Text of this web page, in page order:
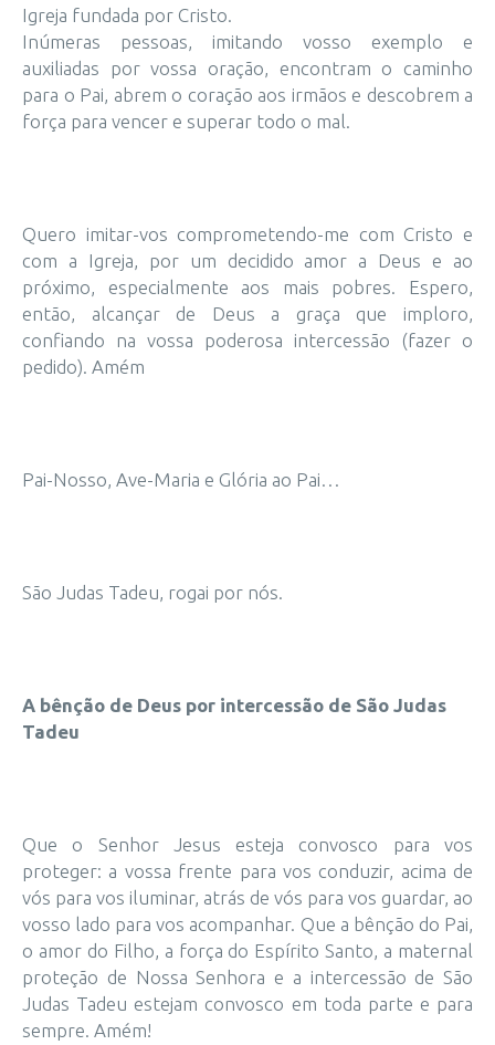
Igreja fundada por Cristo.
Inúmeras pessoas, imitando vosso exemplo e
auxiliadas por vossa oração, encontram o caminho
para o Pai, abrem o coração aos irmãos e descobrem a
força para vencer e superar todo o mal.
Quero imitar-vos comprometendo-me com Cristo e
com a Igreja, por um decidido amor a Deus e ao
próximo, especialmente aos mais pobres. Espero,
então, alcançar de Deus a graça que imploro,
confiando na vossa poderosa intercessão (fazer o
pedido). Amém
Pai-Nosso, Ave-Maria e Glória ao Pai…
São Judas Tadeu, rogai por nós.
A bênção de Deus por intercessão de São Judas
Tadeu
Que o Senhor Jesus esteja convosco para vos
proteger: a vossa frente para vos conduzir, acima de
vós para vos iluminar, atrás de vós para vos guardar, ao
vosso lado para vos acompanhar. Que a bênção do Pai,
o amor do Filho, a força do Espírito Santo, a maternal
proteção de Nossa Senhora e a intercessão de São
Judas Tadeu estejam convosco em toda parte e para
sempre. Amém!